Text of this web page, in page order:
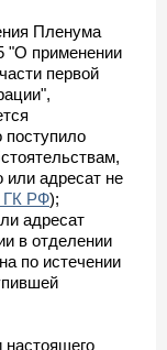
Пленума
"О применении
первой
поступило
или адресат не
ГК РФ);
адресат
в отделении
по истечении
настоящего